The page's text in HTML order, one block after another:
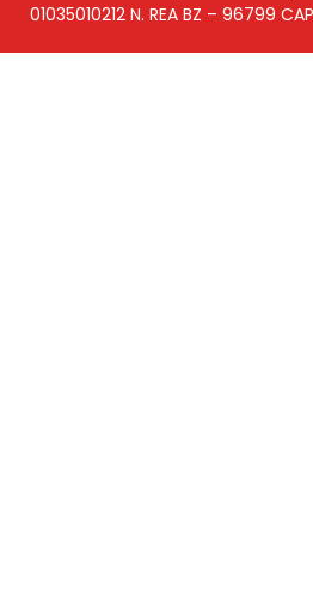
01035010212 N. REA BZ – 96799